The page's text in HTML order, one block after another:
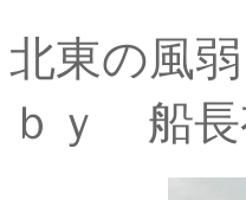
北東の風
ｂｙ 船長